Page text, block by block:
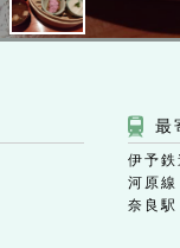
最
伊予
河原
奈良駅